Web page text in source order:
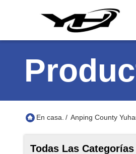
En casa. / Anping County
Todas Las Categorías